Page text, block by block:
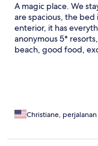
A magic place. We
are spacious, the
enterior, it has
anonymous 5*
beach, good food,
Christiane,